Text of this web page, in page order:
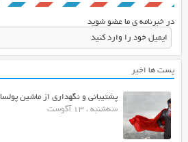
در خبرنامه ی ما عضو شوید
پست ها اخیر
پشتیبانی و نگهداری از ماشین
سه‌شنبه ، 13 آگوست